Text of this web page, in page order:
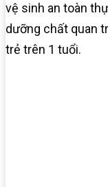
vệ sinh an toàn
dưỡng chất quan
trẻ trên 1 tuổi.